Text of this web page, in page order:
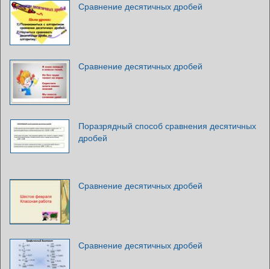
Сравнение десятичных дробей
Сравнение десятичных дробей
Поразрядный способ сравнения десятичных
дробей
Сравнение десятичных дробей
Сравнение десятичных дробей